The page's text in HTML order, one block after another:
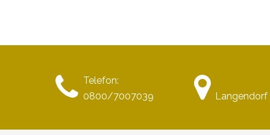
Telefon:
0800/7007039
Langendorf